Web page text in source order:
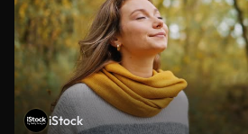
iStock